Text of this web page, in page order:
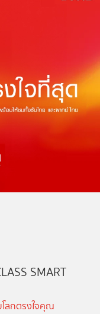
SMART
ลกตรงใจคุณ